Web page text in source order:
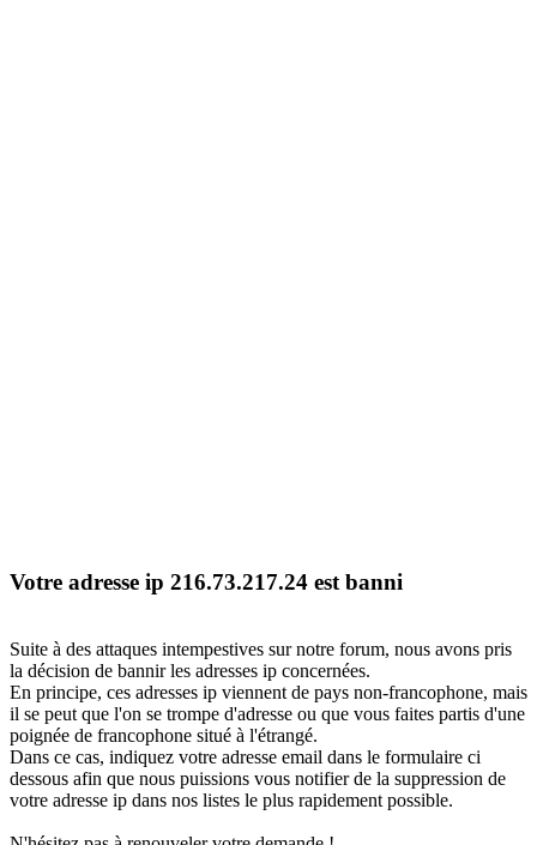
Votre adresse ip 216.73.217.24 est banni
Suite à des attaques intempestives sur notre forum, nous avons pris
la décision de bannir les adresses ip concernées.
En principe, ces adresses ip viennent de pays non-francophone, mais
il se peut que l'on se trompe d'adresse ou que vous faites partis d'une
poignée de francophone situé à l'étrangé.
Dans ce cas, indiquez votre adresse email dans le formulaire ci
dessous afin que nous puissions vous notifier de la suppression de
votre adresse ip dans nos listes le plus rapidement possible.